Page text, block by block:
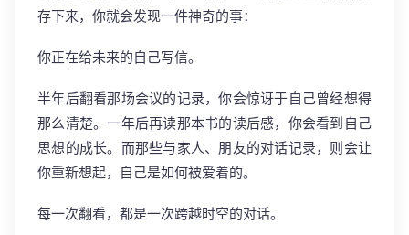
存下来，你就会发现一件神奇的事：
你正在给未来的自己写信。
半年后翻看那场会议的记录，你会惊讶于自己曾经想得
那么清楚。一年后再读那本书的读后感，你会看到自己
思想的成长。而那些与家人、朋友的对话记录，则会让
你重新想起，自己是如何被爱着的。
每一次翻看，都是一次跨越时空的对话。